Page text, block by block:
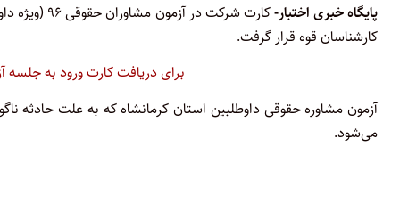
پایگاه خبری اختبار-
کارت شرکت
کارشناسان قوه قرار گرفت.
برای دریافت کارت ورود به جلسه
می‌شود.